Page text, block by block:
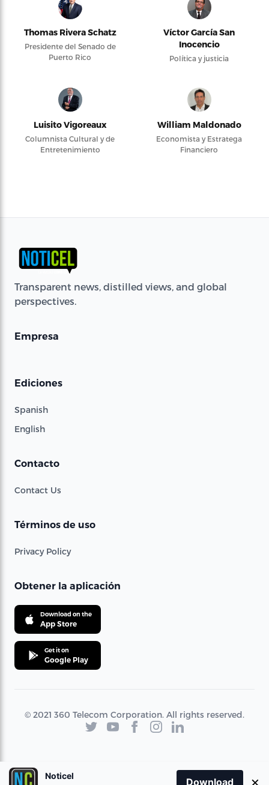
Thomas Rivera Schatz
Presidente del Senado de
Puerto Rico
Víctor García San
Inocencio
Política y justicia
Luisito Vigoreaux
Columnista Cultural y de
Entretenimiento
William Maldonado
Economista y Estratega
Financiero
Transparent news, distilled views, and global
perspectives.
Empresa
Ediciones
Spanish
English
Contacto
Contact Us
Términos de uso
Privacy Policy
Obtener la aplicación
Download on the
App Store
Get it on
Google Play
© 2021 360 Telecom Corporation. All rights reserved.
Noticel
Download